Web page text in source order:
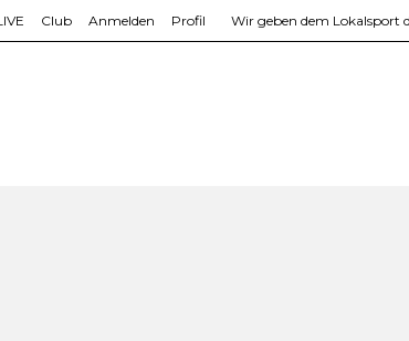
Club Anmelden Profil Wir geben dem Lokalsport